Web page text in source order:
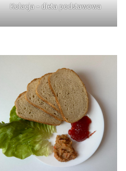
Kolacja – dieta podstawowa